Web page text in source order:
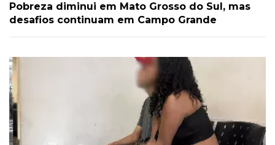
Pobreza diminui em Mato Grosso do Sul, mas
desafios continuam em Campo Grande